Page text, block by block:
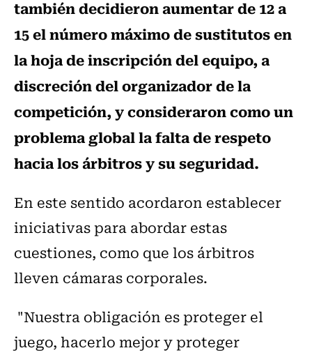
también decidieron aumentar de 12 a
15 el número máximo de sustitutos en
la hoja de inscripción del equipo, a
discreción del organizador de la
competición, y consideraron como un
problema global la falta de respeto
hacia los árbitros y su seguridad.
En este sentido acordaron establecer
iniciativas para abordar estas
cuestiones, como que los árbitros
lleven cámaras corporales.
"Nuestra obligación es proteger el
juego, hacerlo mejor y proteger